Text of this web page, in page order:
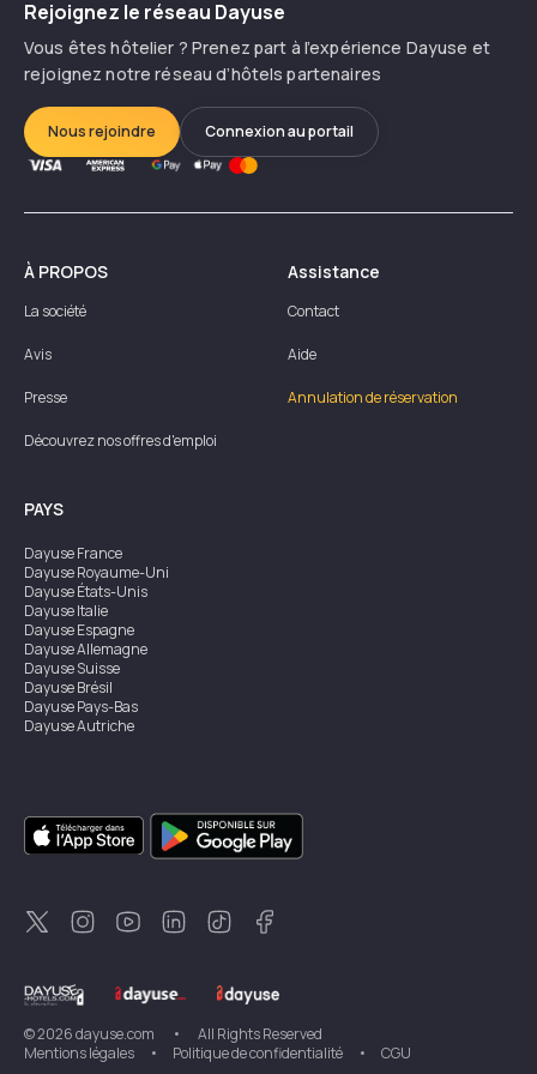
Rejoignez le réseau Dayuse
Vous êtes hôtelier ? Prenez part à l’expérience Dayuse et
rejoignez notre réseau d’hôtels partenaires
Nous rejoindre Connexion au portail
À PROPOS
La société
Avis
Presse
Découvrez nos offres d'emploi
Assistance
Contact
Aide
Annulation de réservation
PAYS
DayuseFrance
DayuseRoyaume-Uni
DayuseÉtats-Unis
DayuseItalie
DayuseEspagne
DayuseAllemagne
DayuseSuisse
DayuseBrésil
DayusePays-Bas
DayuseAutriche
DayuseSingapour
DayuseSuède
DayuseThaïlande
DayuseNouvelle-Zélande
DayuseTurquie
©2026dayuse.com •
All Rights Reserved
Mentions légales
• Politique de confidentialité • CGU